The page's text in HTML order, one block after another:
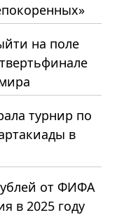
на поле
турнир по
в
от ФИФА
в 2025 году